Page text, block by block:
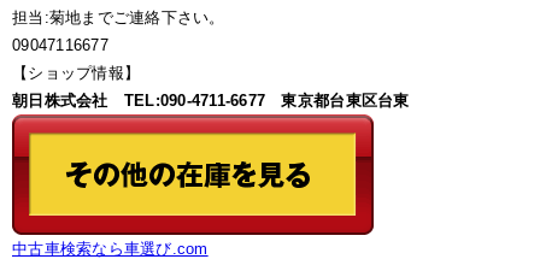
担当:菊地までご連絡下さい。
09047116677
【ショップ情報】
朝日株式会社 TEL:090-4711-6677 東京都台東区台東
中古車検索なら車選び.com